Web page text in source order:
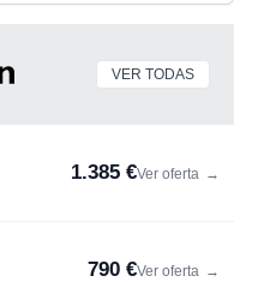
VER TODAS
1.385 €Ver oferta →
790 €Ver oferta →